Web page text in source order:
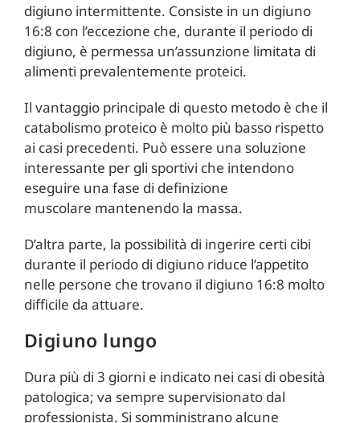
digiuno intermittente. Consiste in un digiuno
16:8 con l’eccezione che, durante il periodo di
digiuno, è permessa un’assunzione limitata di
alimenti prevalentemente proteici.
Il vantaggio principale di questo metodo è che il
catabolismo proteico è molto più basso rispetto
ai casi precedenti. Può essere una soluzione
interessante per gli sportivi che intendono
eseguire una fase di definizione
muscolare mantenendo la massa.
D’altra parte, la possibilità di ingerire certi cibi
durante il periodo di digiuno riduce l’appetito
nelle persone che trovano il digiuno 16:8 molto
difficile da attuare.
Digiuno lungo
Dura più di 3 giorni e indicato nei casi di obesità
patologica; va sempre supervisionato dal
professionista. Si somministrano alcune